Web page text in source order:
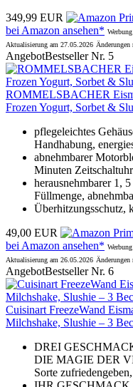
349,99 EUR
bei Amazon ansehen*
Aktualisierung am 27.05.2026
AngebotBestseller Nr. 5
ROMMELSBACHER
Frozen Yogurt, Sorbet &
pflegeleichtes
Handhabung,
abnehmbarer
Minuten
herausnehmbarer 1,
Füllmenge,
Überhitzungsschutz,
49,00 EUR
bei Amazon ansehen*
Aktualisierung am 26.05.2026
AngebotBestseller Nr. 6
Cuisinart FreezeWand
Milchshake, Slushie – 3
DREI
DIE MAGIE DER
Sorte